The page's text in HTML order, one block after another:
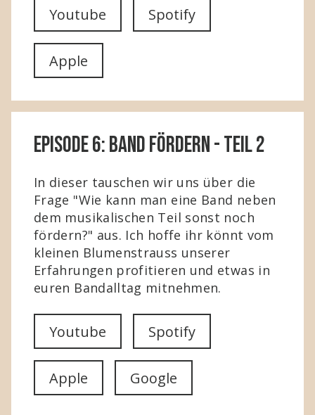
Youtube Spotify
Apple
Episode 6: Band fördern - Teil 2
In dieser tauschen wir uns über die
Frage "Wie kann man eine Band neben
dem musikalischen Teil sonst noch
fördern?" aus. Ich hoffe ihr könnt vom
kleinen Blumenstrauss unserer
Erfahrungen profitieren und etwas in
euren Bandalltag mitnehmen.
Youtube Spotify
Apple Google